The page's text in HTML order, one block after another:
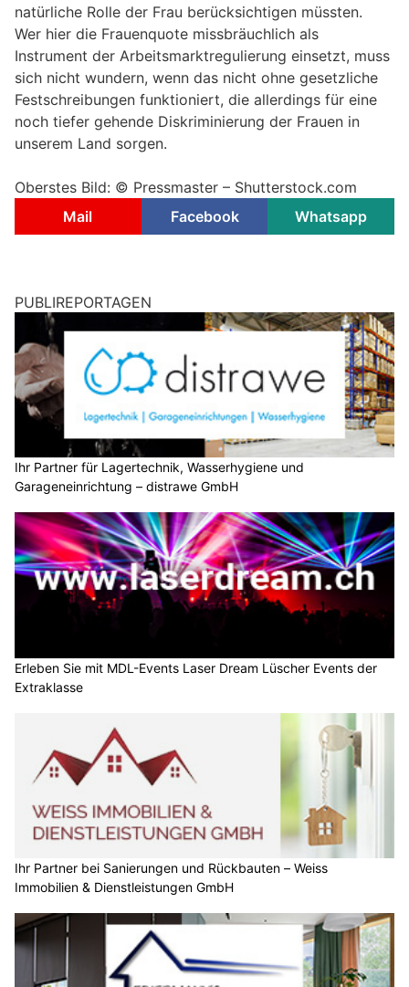
natürliche Rolle der Frau berücksichtigen müssten.
Wer hier die Frauenquote missbräuchlich als
Instrument der Arbeitsmarktregulierung einsetzt, muss
sich nicht wundern, wenn das nicht ohne gesetzliche
Festschreibungen funktioniert, die allerdings für eine
noch tiefer gehende Diskriminierung der Frauen in
unserem Land sorgen.
Oberstes Bild: © Pressmaster – Shutterstock.com
Mail
Facebook Whatsapp
PUBLIREPORTAGEN
Ihr Partner für Lagertechnik, Wasserhygiene und
Garageneinrichtung – distrawe GmbH
Erleben Sie mit MDL-Events Laser Dream Lüscher Events der
Extraklasse
Ihr Partner bei Sanierungen und Rückbauten – Weiss
Immobilien & Dienstleistungen GmbH